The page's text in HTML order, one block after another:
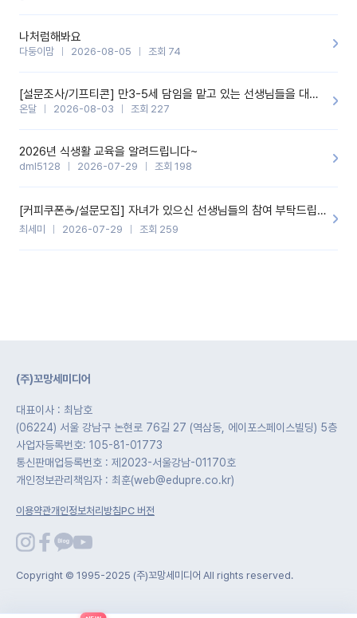
나처럼해봐요
다둥이맘 2026-08-05 조회 74
[설문조사/기프티콘] 만3-5세 담임을 맡고 있는 선생님들을 대상으로 설문조사를 합니다!
온달 2026-08-03 조회 227
2026년 식생활 교육을 알려드립니다~
dml5128 2026-07-29 조회 198
[커피쿠폰☕️/설문모집] 자녀가 있으신 선생님들의 참여 부탁드립니다!!
최세미 2026-07-29 조회 259
(주)꼬망세미디어
대표이사 : 최남호
(06224) 서울 강남구 논현로 76길 27 (역삼동, 에이포스페이스빌딩) 5층
사업자등록번호: 105-81-01773
통신판매업등록번호 : 제2023-서울강남-01170호
개인정보관리책임자 : 최훈(web@edupre.co.kr)
이용약관개인정보처리방침PC 버전
Copyright © 1995-2025 (주)꼬망세미디어 All rights reserved.